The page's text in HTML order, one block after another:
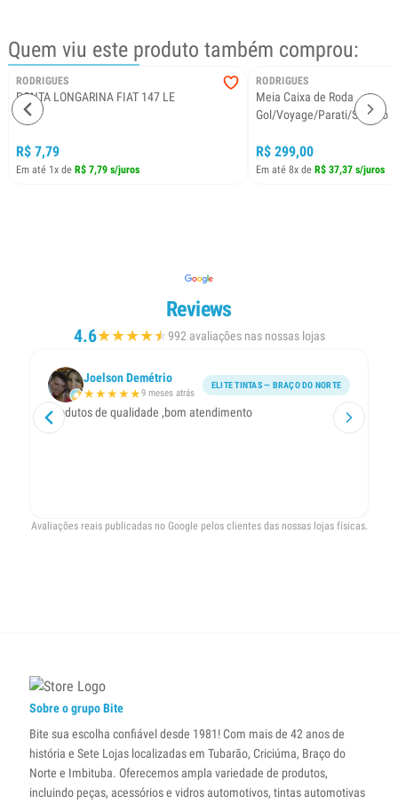
Quem viu este produto também comprou:
RODRIGUES
PONTA LONGARINA FIAT 147 LE
R$ 7,79
Em até 1x de R$ 7,79 s/juros
RODRIGUES
Meia Caixa de Roda
Gol/Voyage/Parati/Saveiro
R$ 299,00
Em até 8x de R$ 37,37 s/juros
Reviews
4.6★★★★★
★992 avaliações nas nossas lojas
Joelson Demétrio
★★★★★9 meses atrás
ELITE TINTAS — BRAÇO DO NORTE
Produtos de qualidade ,bom atendimento
Avaliações reais publicadas no Google pelos clientes das nossas lojas físicas.
Sobre o grupo Bite
Bite sua escolha confiável desde 1981! Com mais de 42 anos de
história e Sete Lojas localizadas em Tubarão, Criciúma, Braço do
Norte e Imbituba. Oferecemos ampla variedade de produtos,
incluindo peças, acessórios e vidros automotivos, tintas automotivas